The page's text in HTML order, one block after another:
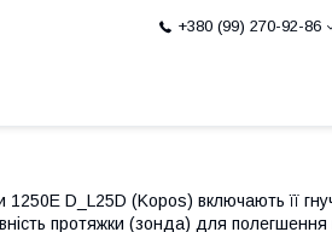
+380 (99) 270-92-86
D_L25D (Kopos) включають її
протяжки (зонда) для полегшення